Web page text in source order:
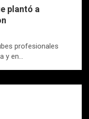
plantó a
profesionales
y en…